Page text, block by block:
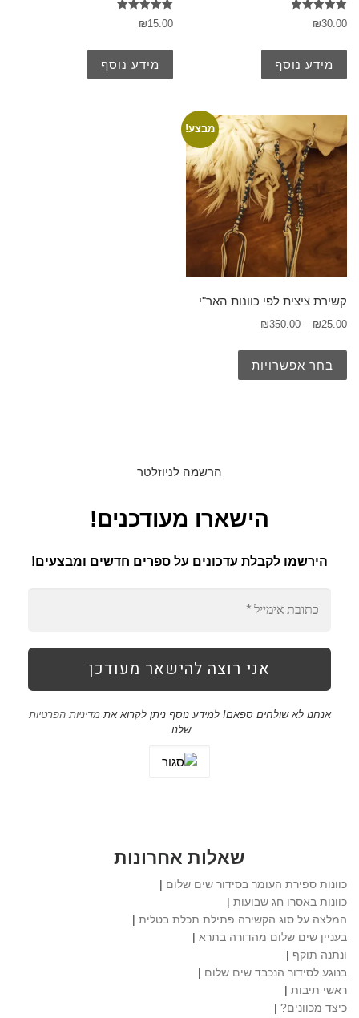
דורג
5.00
₪30.00
מידע נוסף
דורג
5.00
₪15.00
מידע נוסף
מבצע!
קשירת ציצית לפי כוונות האר"י
₪25.00
–
₪350.00
בחר אפשרויות
הרשמה לניוזלטר
הישארו מעודכנים!
הירשמו לקבלת עדכונים על ספרים חדשים ומבצעים!
אנחנו לא שולחים ספאם! למידע נוסף ניתן לקרוא אתמדיניות הפרטיות
שלנו.
שאלות אחרונות
כוונות ספירת העומר בסידור שים שלום |
כוונות באסרו חג שבועות |
המלצה על סוג הקשירה פתילת תכלת בטלית |
בעניין שים שלום מהדורה בתרא |
ונתנה תוקף |
בנוגע לסידור הנכבד שים שלום |
ראשי תיבות |
כיצד מכוונים? |